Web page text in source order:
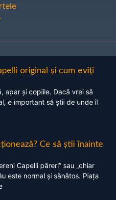
original și cum eviți
apar și copiile. Dacă vrei să
e important să știi de unde îl
Ce să știi înainte
Capelli păreri” sau „chiar
este normal și sănătos. Piața